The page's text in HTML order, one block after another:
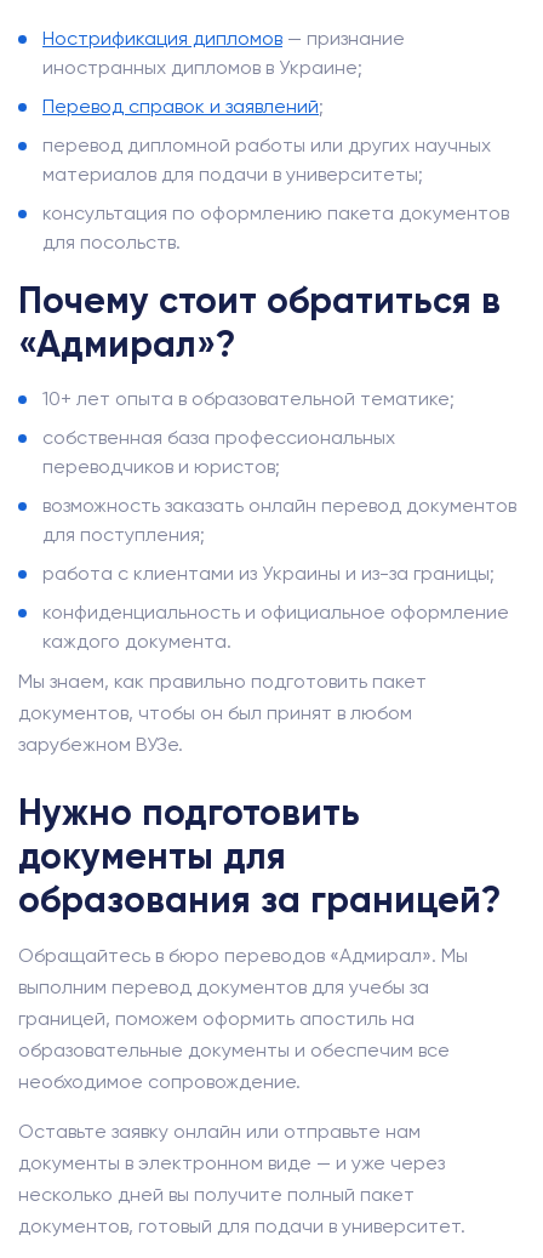
Нострификация дипломов — признание
иностранных дипломов в Украине;
Перевод справок и заявлений;
перевод дипломной работы или других научных
материалов для подачи в университеты;
консультация по оформлению пакета документов
для посольств.
Почему стоит обратиться в
«Адмирал»?
10+ лет опыта в образовательной тематике;
собственная база профессиональных
переводчиков и юристов;
возможность заказать онлайн перевод документов
для поступления;
работа с клиентами из Украины и из-за границы;
конфиденциальность и официальное оформление
каждого документа.
Мы знаем, как правильно подготовить пакет
документов, чтобы он был принят в любом
зарубежном ВУЗе.
Нужно подготовить
документы для
образования за границей?
Обращайтесь в бюро переводов «Адмирал». Мы
выполним перевод документов для учебы за
границей, поможем оформить апостиль на
образовательные документы и обеспечим все
необходимое сопровождение.
Оставьте заявку онлайн или отправьте нам
документы в электронном виде — и уже через
несколько дней вы получите полный пакет
документов, готовый для подачи в университет.